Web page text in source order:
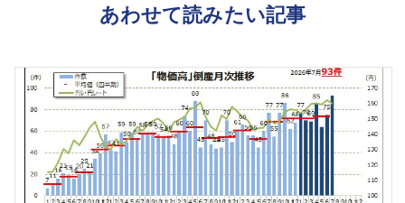
あわせて読みたい記事